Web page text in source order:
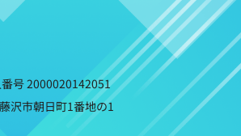
号 2000020142051
沢市朝日町1番地の1